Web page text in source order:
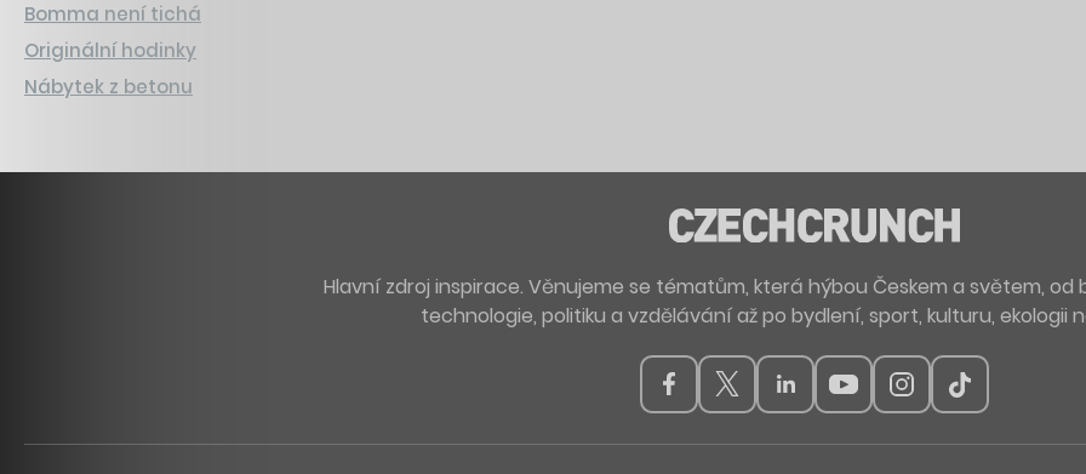
Bomma není tichá
Originální hodinky
Nábytek z betonu
Hlavní zdroj inspirace. Věnujeme se tématům, která hýbou Českem a světem,
technologie, politiku a vzdělávání až po bydlení, sport, kulturu, ekologii